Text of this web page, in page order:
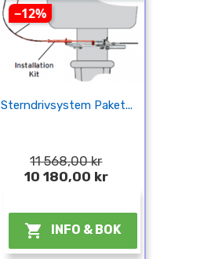
−12%
Sterndrivsystem Paket...
11 568,00 kr
10 180,00 kr
 INFO & BOK